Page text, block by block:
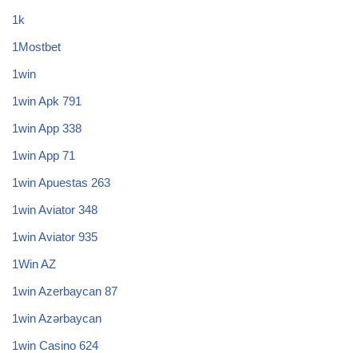
1k
1Mostbet
1win
1win Apk 791
1win App 338
1win App 71
1win Apuestas 263
1win Aviator 348
1win Aviator 935
1Win AZ
1win Azerbaycan 87
1win Azərbaycan
1win Casino 624